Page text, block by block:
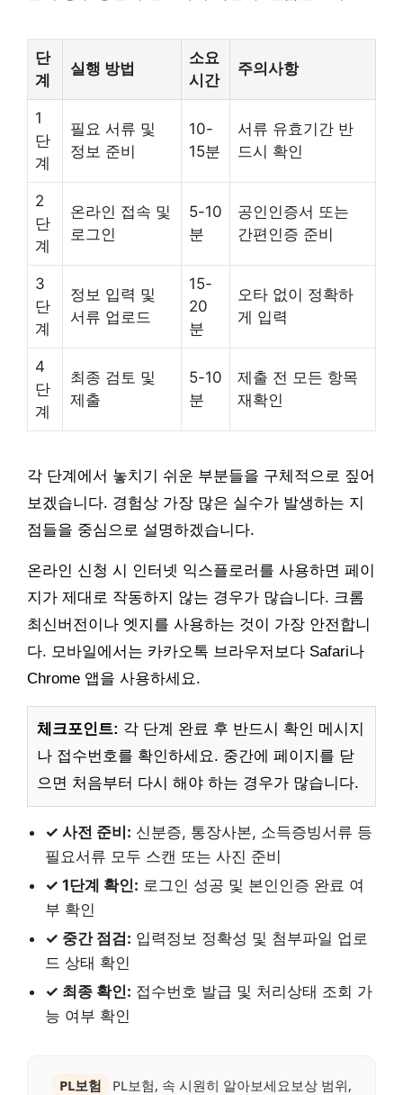
단
계
실행 방법
소요
시간
주의사항
1
단
계
필요 서류 및
정보 준비
10-
15분
서류 유효기간 반
드시 확인
2
단
계
온라인 접속 및
로그인
5-10
분
공인인증서 또는
간편인증 준비
3
단
계
정보 입력 및
서류 업로드
15-
20
분
오타 없이 정확하
게 입력
4
단
계
최종 검토 및
제출
5-10
분
제출 전 모든 항목
재확인
각 단계에서 놓치기 쉬운 부분들을 구체적으로 짚어
보겠습니다. 경험상 가장 많은 실수가 발생하는 지
점들을 중심으로 설명하겠습니다.
온라인 신청 시 인터넷 익스플로러를 사용하면 페이
지가 제대로 작동하지 않는 경우가 많습니다. 크롬
최신버전이나 엣지를 사용하는 것이 가장 안전합니
다. 모바일에서는 카카오톡 브라우저보다 Safari나
Chrome 앱을 사용하세요.
체크포인트: 각 단계 완료 후 반드시 확인 메시지
나 접수번호를 확인하세요. 중간에 페이지를 닫
으면 처음부터 다시 해야 하는 경우가 많습니다.
✓ 사전 준비: 신분증, 통장사본, 소득증빙서류 등
필요서류 모두 스캔 또는 사진 준비
✓ 1단계 확인: 로그인 성공 및 본인인증 완료 여
부 확인
✓ 중간 점검: 입력정보 정확성 및 첨부파일 업로
드 상태 확인
✓ 최종 확인: 접수번호 발급 및 처리상태 조회 가
능 여부 확인
PL보험
PL보험, 속 시원히 알아보세요보상 범위,